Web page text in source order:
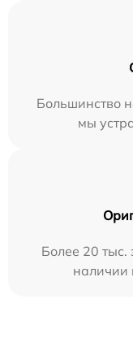
Большинство
мы
Более 20 тыс.
наличии